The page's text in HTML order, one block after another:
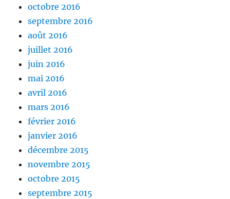
octobre 2016
septembre 2016
août 2016
juillet 2016
juin 2016
mai 2016
avril 2016
mars 2016
février 2016
janvier 2016
décembre 2015
novembre 2015
octobre 2015
septembre 2015